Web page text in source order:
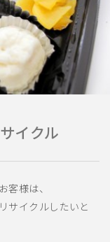
イクル
客様は、
サイクルしたいと